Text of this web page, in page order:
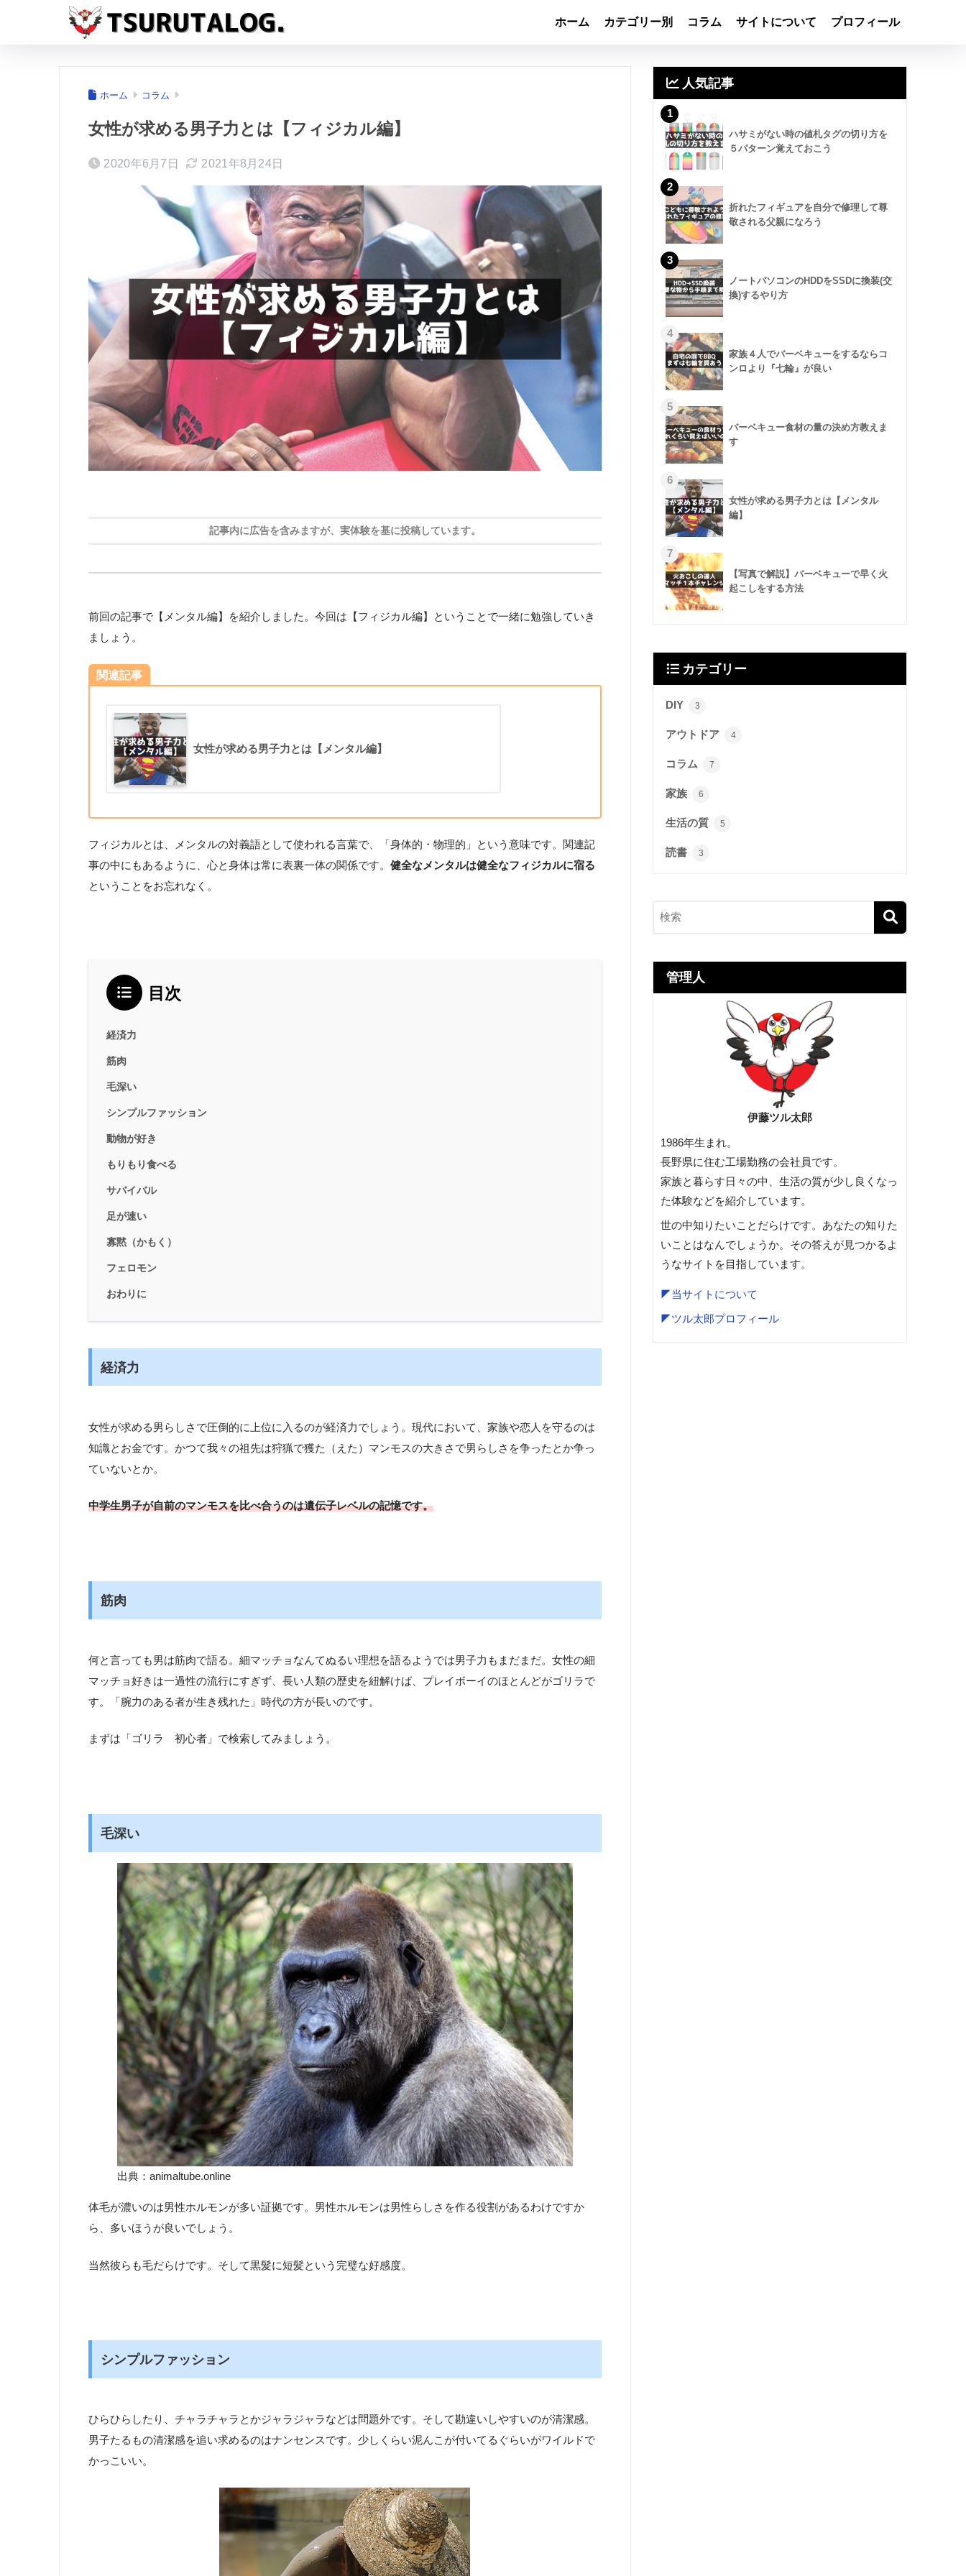
ホーム カテゴリー別 コラム サイトについて プロフィール
ホーム コラム
女性が求める男子力とは【フィジカル編】
2020年6月7日 2021年8月24日
記事内に広告を含みますが、実体験を基に投稿しています。
前回の記事で【メンタル編】を紹介しました。今回は【フィジカル編】ということで一緒に勉強していき
ましょう。
関連記事
女性が求める男子力とは【メンタル編】
フィジカルとは、メンタルの対義語として使われる言葉で、「身体的・物理的」という意味です。関連記
事の中にもあるように、心と身体は常に表裏一体の関係です。 健全なメンタルは健全なフィジカルに宿る
ということをお忘れなく。
目次
経済力
筋肉
毛深い
シンプルファッション
動物が好き
もりもり食べる
サバイバル
足が速い
寡黙（かもく）
フェロモン
おわりに
経済力
女性が求める男らしさで圧倒的に上位に入るのが経済力でしょう。現代において、家族や恋人を守るのは
知識とお金です。かつて我々の祖先は狩猟で獲た（えた）マンモスの大きさで男らしさを争ったとか争っ
ていないとか。
中学生男子が自前のマンモスを比べ合うのは遺伝子レベルの記憶です。
筋肉
何と言っても男は筋肉で語る。細マッチョなんてぬるい理想を語るようでは男子力もまだまだ。女性の細
マッチョ好きは一過性の流行にすぎず、長い人類の歴史を紐解けば、プレイボーイのほとんどがゴリラで
す。「腕力のある者が生き残れた」時代の方が長いのです。
まずは「ゴリラ 初心者」で検索してみましょう。
毛深い
出典：animaltube.online
体毛が濃いのは男性ホルモンが多い証拠です。男性ホルモンは男性らしさを作る役割があるわけですか
ら、多いほうが良いでしょう。
当然彼らも毛だらけです。そして黒髪に短髪という完璧な好感度。
シンプルファッション
ひらひらしたり、チャラチャラとかジャラジャラなどは問題外です。そして勘違いしやすいのが清潔感。
男子たるもの清潔感を追い求めるのはナンセンスです。少しくらい泥んこが付いてるぐらいがワイルドで
かっこいい。
人気記事
1
ハサミがない時の値札タグの切り方を
５パターン覚えておこう
2
折れたフィギュアを自分で修理して尊
敬される父親になろう
3
ノートパソコンのHDDをSSDに換装(交
換)するやり方
4
家族４人でバーベキューをするならコ
ンロより『七輪』が良い
5
バーベキュー食材の量の決め方教えま
す
6
女性が求める男子力とは【メンタル
編】
7
【写真で解説】バーベキューで早く火
起こしをする方法
カテゴリー
DIY 3
アウトドア 4
コラム 7
家族 6
生活の質 5
読書 3
管理人
伊藤ツル太郎
1986年生まれ。
長野県に住む工場勤務の会社員です。
家族と暮らす日々の中、生活の質が少し良くなっ
た体験などを紹介しています。
世の中知りたいことだらけです。あなたの知りた
いことはなんでしょうか。その答えが見つかるよ
うなサイトを目指しています。
◤当サイトについて
◤ツル太郎プロフィール